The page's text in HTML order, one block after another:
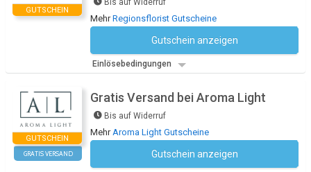
GUTSCHEIN
Bis auf Widerruf
MehrRegionsflorist Gutscheine
Gutschein anzeigen
Einlösebedingungen
GUTSCHEIN
GRATIS VERSAND
Gratis Versand bei Aroma Light
Bis auf Widerruf
MehrAroma Light Gutscheine
Gutschein anzeigen